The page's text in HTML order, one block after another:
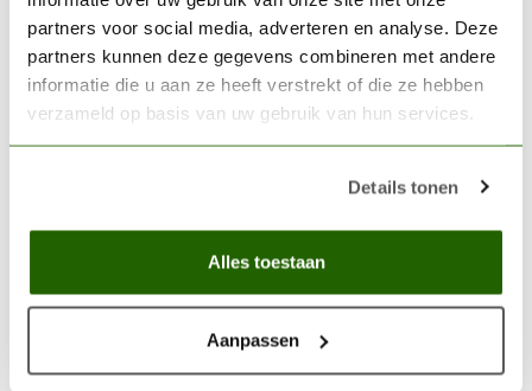
partners voor social media, adverteren en analyse. Deze
partners kunnen deze gegevens combineren met andere
informatie die u aan ze heeft verstrekt of die ze hebben
verzameld op basis van uw gebruik van hun services.
Details tonen
Alles toestaan
Aanpassen
WP3037
Op voorraad
€3,35
THE ARMY PAINTER
Op voorraad